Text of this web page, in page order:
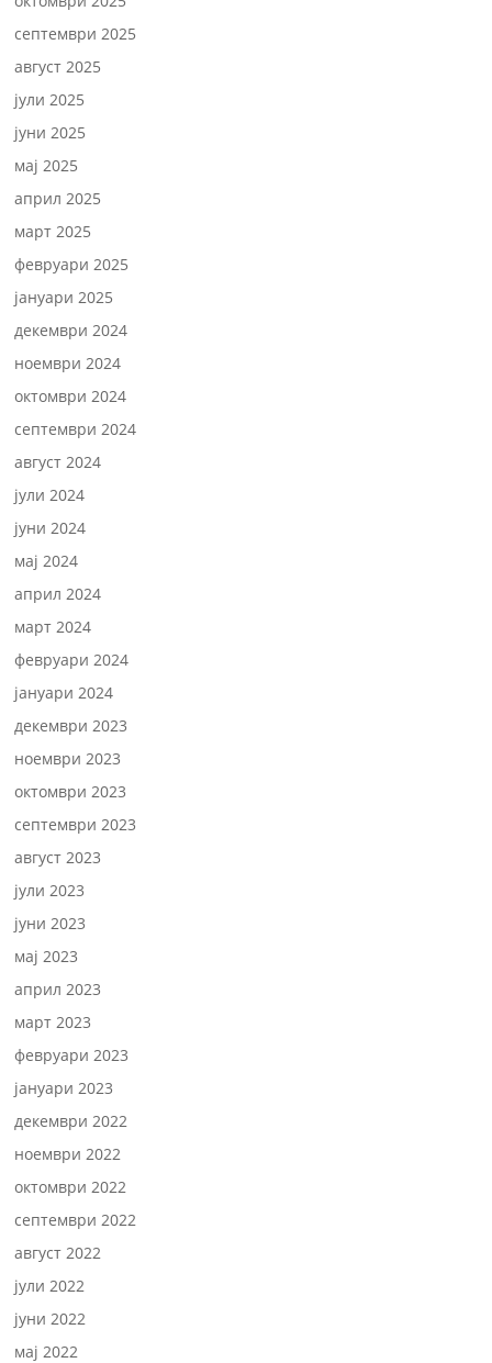
септември 2025
август 2025
јули 2025
јуни 2025
мај 2025
април 2025
март 2025
февруари 2025
јануари 2025
декември 2024
ноември 2024
октомври 2024
септември 2024
август 2024
јули 2024
јуни 2024
мај 2024
април 2024
март 2024
февруари 2024
јануари 2024
декември 2023
ноември 2023
октомври 2023
септември 2023
август 2023
јули 2023
јуни 2023
мај 2023
април 2023
март 2023
февруари 2023
јануари 2023
декември 2022
ноември 2022
октомври 2022
септември 2022
август 2022
јули 2022
јуни 2022
мај 2022